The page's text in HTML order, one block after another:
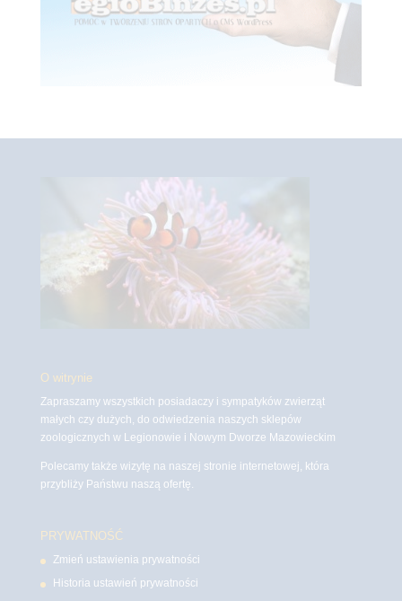
O witrynie
Zapraszamy wszystkich posiadaczy i sympatyków zwierząt
małych czy dużych, do odwiedzenia naszych sklepów
zoologicznych w Legionowie i Nowym Dworze Mazowieckim
Polecamy także wizytę na naszej stronie internetowej, która
przybliży Państwu naszą ofertę.
PRYWATNOŚĆ
Zmień ustawienia prywatności
Historia ustawień prywatności